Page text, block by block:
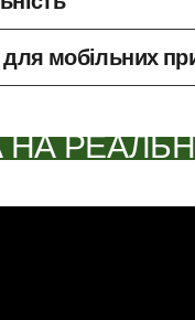
мобільних
НА